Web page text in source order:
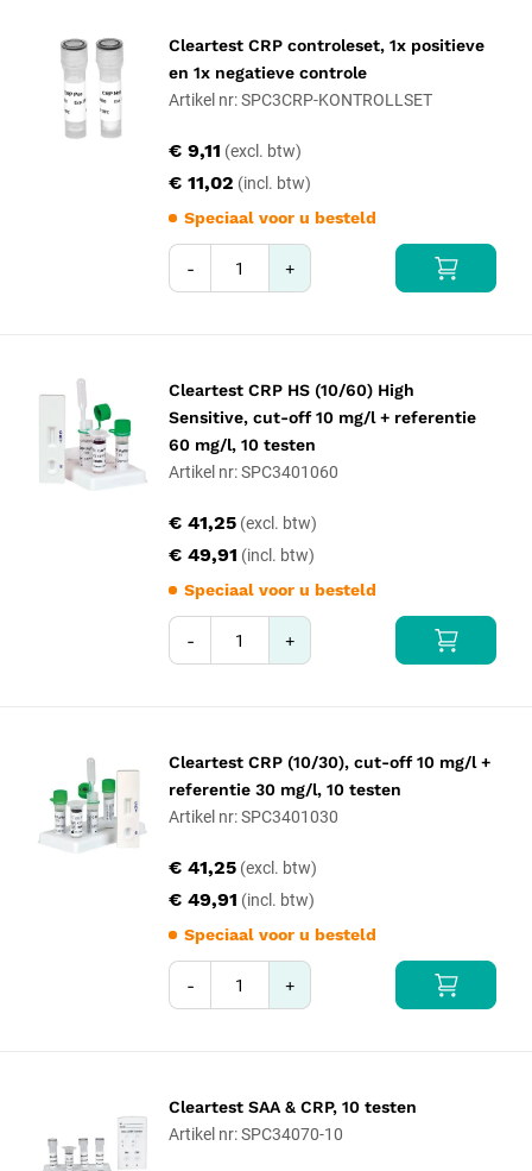
Cleartest CRP controleset, 1x positieve
en 1x negatieve controle
Artikel nr: SPC3CRP-KONTROLLSET
€ 11,02
€ 9,11
Speciaal voor u besteld
- +
Cleartest CRP HS (10/60) High
Sensitive, cut-off 10 mg/l + referentie
60 mg/l, 10 testen
Artikel nr: SPC3401060
€ 49,91
€ 41,25
Speciaal voor u besteld
- +
Cleartest CRP (10/30), cut-off 10 mg/l +
referentie 30 mg/l, 10 testen
Artikel nr: SPC3401030
€ 49,91
€ 41,25
Speciaal voor u besteld
- +
Cleartest SAA & CRP, 10 testen
Artikel nr: SPC34070-10